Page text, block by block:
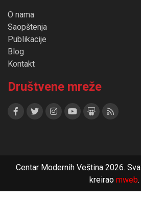
O nama
Saopštenja
Publikacije
Blog
Kontakt
Društvene mreže
Centar Modernih Veština 2026.
kreirao mweb.